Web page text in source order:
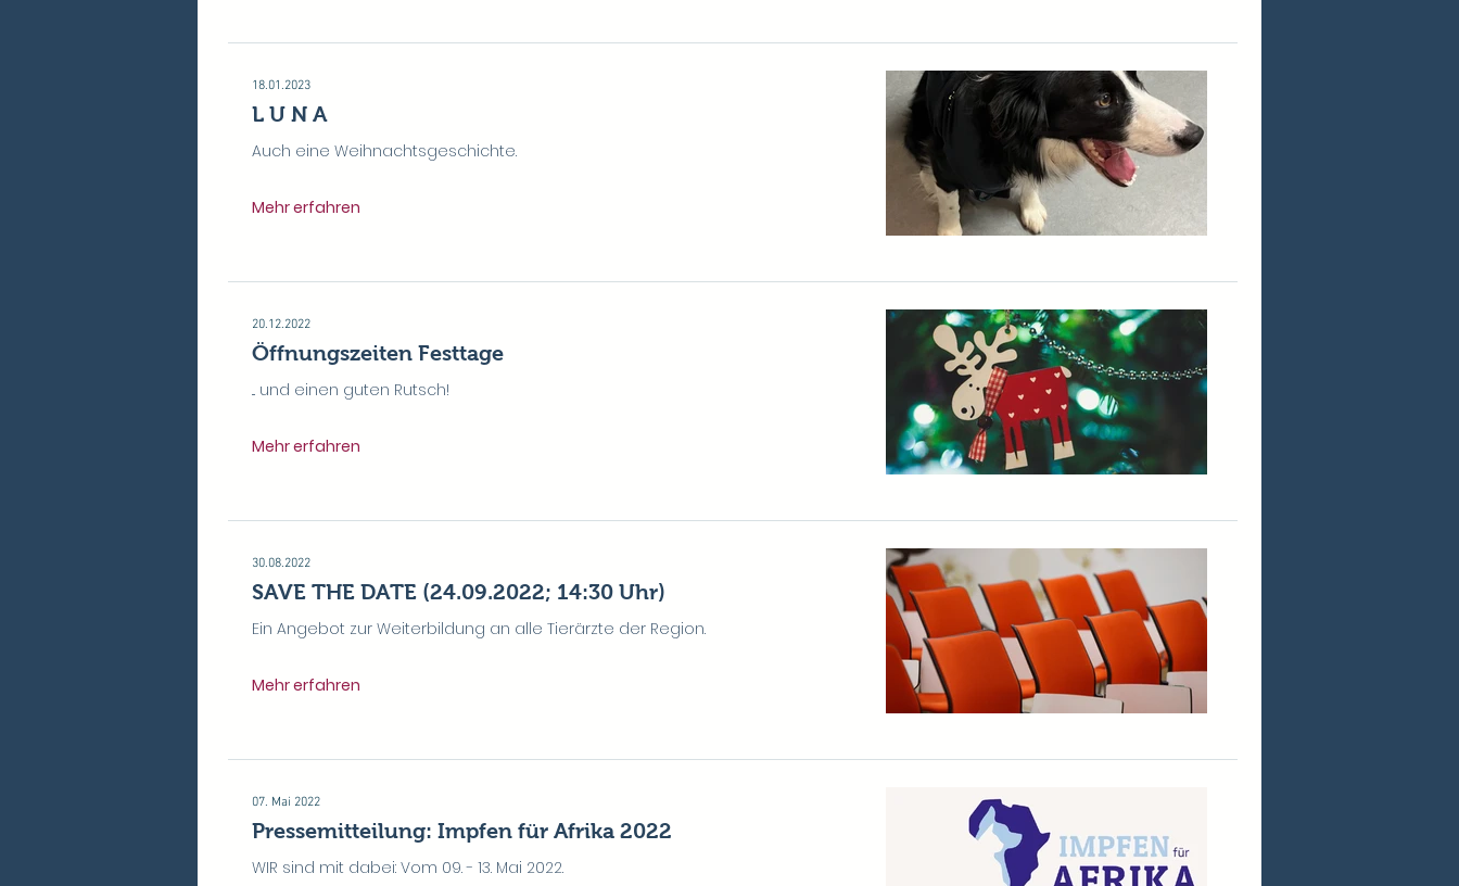
18.01.2023
L U N A
Auch eine Weihnachtsgeschichte.
Mehr erfahren
20.12.2022
Öffnungszeiten Festtage
... und einen guten Rutsch!
Mehr erfahren
30.08.2022
SAVE THE DATE (24.09.2022; 14:30 Uhr)
Ein Angebot zur Weiterbildung an alle Tierärzte der Region.
Mehr erfahren
07. Mai 2022
Pressemitteilung: Impfen für Afrika 2022
WIR sind mit dabei: Vom 09. - 13. Mai 2022.